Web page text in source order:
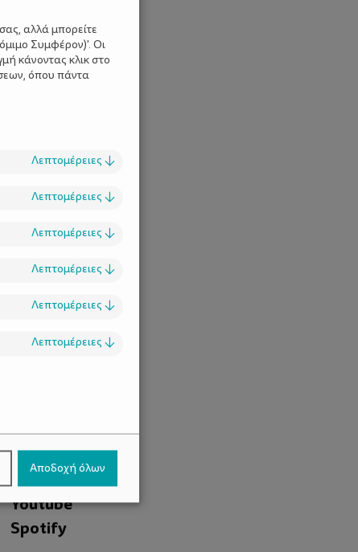
Facebook
Instagram
Youtube
Spotify
αλλά μπορείτε
Συμφέρον)'. Οι
κάνοντας κλικ στο
όπου πάντα
Λεπτομέρειες ↓
Λεπτομέρειες ↓
Λεπτομέρειες ↓
Λεπτομέρειες ↓
Λεπτομέρειες ↓
Λεπτομέρειες ↓
Αποδοχή όλων